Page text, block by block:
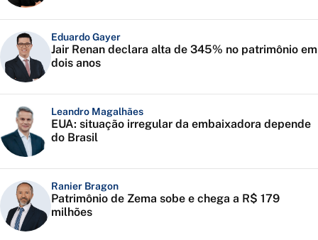
Eduardo Gayer
Jair Renan declara alta de 345% no patrimônio em
dois anos
Leandro Magalhães
EUA: situação irregular da embaixadora depende
do Brasil
Ranier Bragon
Patrimônio de Zema sobe e chega a R$ 179
milhões